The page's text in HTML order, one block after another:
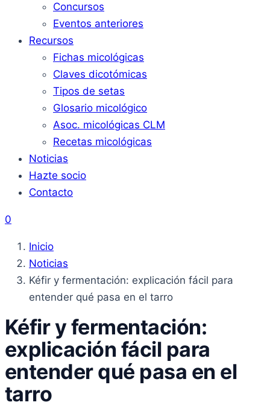
Concursos
Eventos anteriores
Recursos
Fichas micológicas
Claves dicotómicas
Tipos de setas
Glosario micológico
Asoc. micológicas CLM
Recetas micológicas
Noticias
Hazte socio
Contacto
0
Inicio
Noticias
Kéfir y fermentación: explicación fácil para
entender qué pasa en el tarro
Kéfir y fermentación:
explicación fácil para
entender qué pasa en el
tarro